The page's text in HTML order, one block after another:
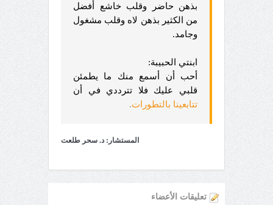
بذهن حاضر وقلب خاشع أفضل
من الكثير بذهن لاه وقلب مشغول
وجامد.
ابنتي الحبيبة:
أحب أن أسمع منك ما يطمئن
قلبي عليك فلا تترددي في أن
تتابعينا بالتطورات.
المستشار: د. سحر طلعت
تعليقات الأعضاء